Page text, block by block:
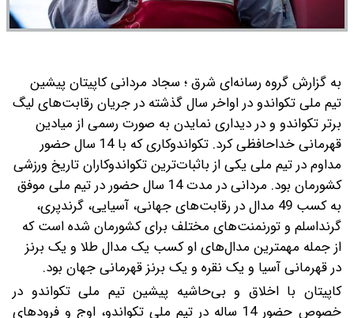
به گزارش گروه رسانه‌ای شرق ؛ سجاد مردانی کاپیتان پیشین
تیم ملی تکواندو در اواخر سال گذشته در جریان رقابت‌های لیگ
برتر تکواندو و در دیداری نمایدن به صورت رسمی از میادین
قهرمانی خداحافظی کرد. تکواندوکاری که با 14 سال حضور
مداوم در تیم ملی یکی از باثبات‌ترین تکواندوکاران تاریخ ورزشی
کشورمان بود.
مردانی در مدت 14 سال حضور در تیم ملی موفق
به کسب 49 مدال در رقابت‌های جهانی، آسیایی، گرندپری،
گرنداسلم و تورنمنت‌های مختلف برای کشورمان شده است که
از جمله مهمترین مدال‌های او کسب یک مدال طلا و یک برنز
در قهرمانی آسیا و یک نقره و یک برنز قهرمانی جهان بود.
کاپیتان با اخلاق و بی‌حاشیه پیشین تیم ملی تکواندو در
خصوص حضور 14 ساله در تیم ملی تکواندو، اوج و فرودهای